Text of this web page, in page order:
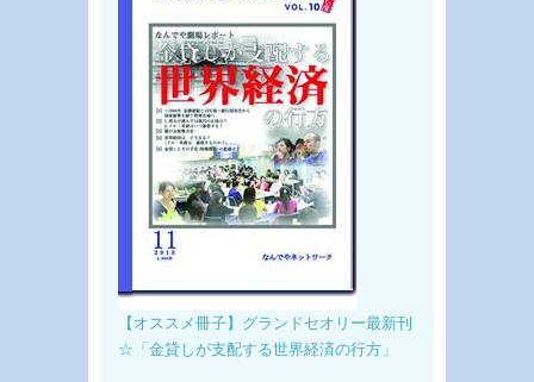
【オススメ冊子】グランドセオリー最新刊
☆「金貸しが支配する世界経済の行方」